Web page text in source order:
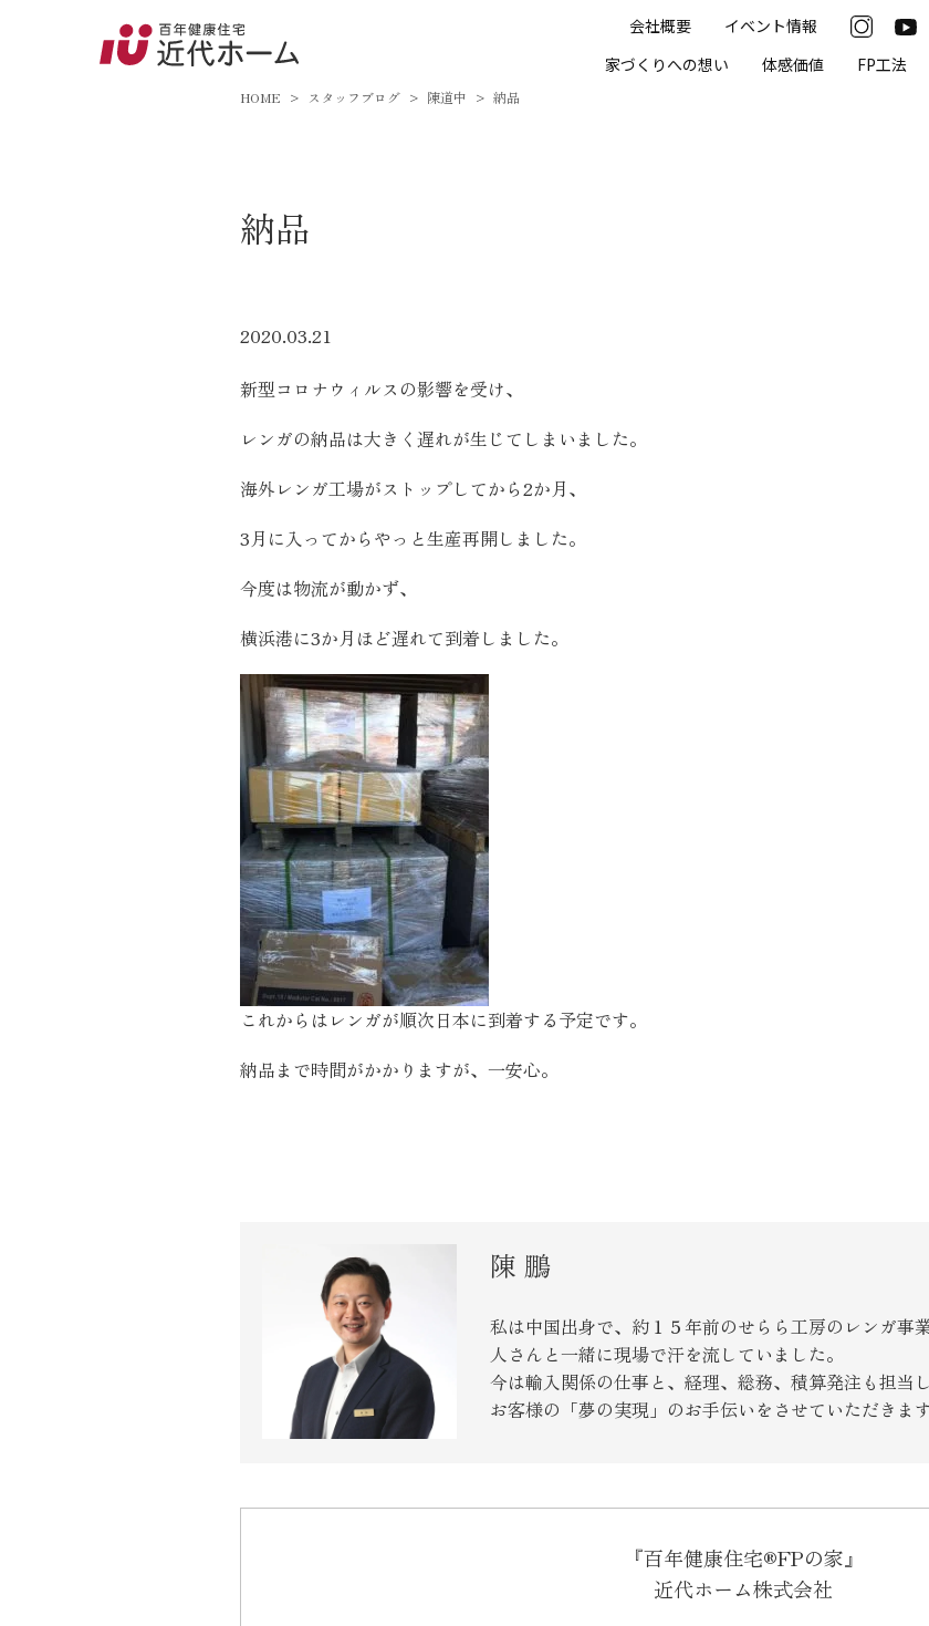
会社概要 イベント情報
家づくりへの想い
体感価値 FP工法
家づくりへの想い
住宅イベント情報
近代ホームについて
スタッフ紹介
自社大工集団「名匠会」
ホームオーナー様が集う会『100TOMO』
スタッフブログ
よくある質問
近代ホーム公式LINE
HOME スタッフブログ 陳道中 納品
納品
2020.03.21
新型コロナウィルスの影響を受け、
レンガの納品は大きく遅れが生じてしまいました。
海外レンガ工場がストップしてから2か月、
3月に入ってからやっと生産再開しました。
今度は物流が動かず、
横浜港に3か月ほど遅れて到着しました。
これからはレンガが順次日本に到着する予定です。
納品まで時間がかかりますが、一安心。
陳 鵬
私は中国出身で、約１５年前のせらら工房のレンガ事
人さんと一緒に現場で汗を流していました。
今は輸入関係の仕事と、経理、総務、積算発注も担当
お客様の「夢の実現」のお手伝いをさせていただきます
『百年健康住宅®FPの家』
近代ホーム株式会社